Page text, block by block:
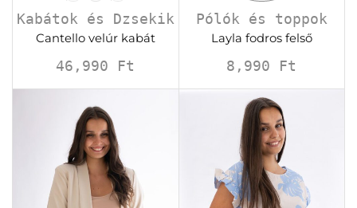
Kabátok és Dzsekik
Cantello velúr kabát
46,990 Ft
Pólók és toppok
Layla fodros felső
8,990 Ft